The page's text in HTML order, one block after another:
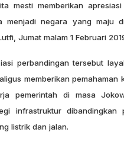
mesti memberikan
menjadi negara yang maju
Jumat malam 1 Februari
perbandingan tersebut
memberikan pemahaman
pemerintah di masa
infrastruktur dibandingkan
listrik dan jalan.